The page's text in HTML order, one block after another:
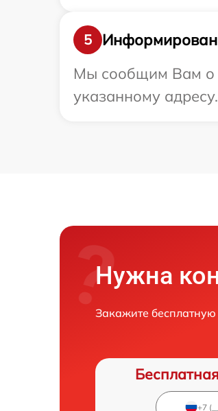
5
Мы сообщим Вам о
указанному адресу.
Нужна
Закажите